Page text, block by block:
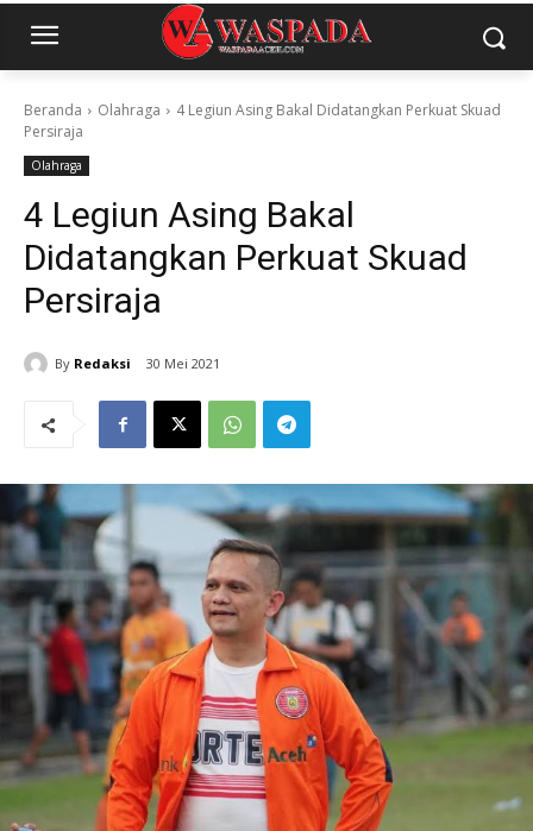
Beranda Olahraga
4 Legiun Asing Bakal Didatangkan Perkuat Skuad
Persiraja
Olahraga
4 Legiun Asing Bakal
Didatangkan Perkuat Skuad
Persiraja
By Redaksi 30 Mei 2021